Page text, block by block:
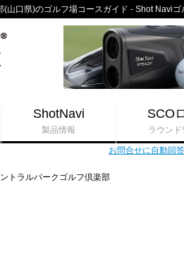
山口県)のゴルフ場コースガイド - Shot Naviゴ
ShotNavi
製品情報
SCO
ラウンド
お問合せに自動回
トラルパークゴルフ倶楽部